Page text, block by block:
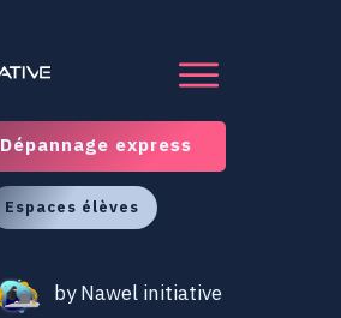
Dépannage express
Espaces élèves
byNawel initiative